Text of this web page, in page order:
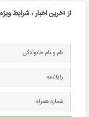
از آخرین اخبار ، شرایط